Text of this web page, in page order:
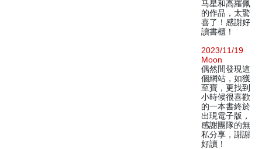
马星和高羅佩
的作品，太驚
喜了！感謝好
讀書櫃！
2023/11/19
Moon
偶然間發現這
個網站，如獲
至寶，更找到
小時候很喜歡
的一本書終於
出現電子版，
感謝團隊的無
私分享，謝謝
好讀！